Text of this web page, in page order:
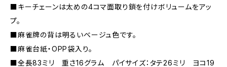
■キーチェーンは太めの4コマ面取り鎖を付けボリュームをアッ
プ。
■麻雀牌の背は明るいベージュ色です。
■麻雀台紙・OPP袋入り。
■全長83ミリ 重さ16グラム パイサイズ：タテ26ミリ ヨコ19